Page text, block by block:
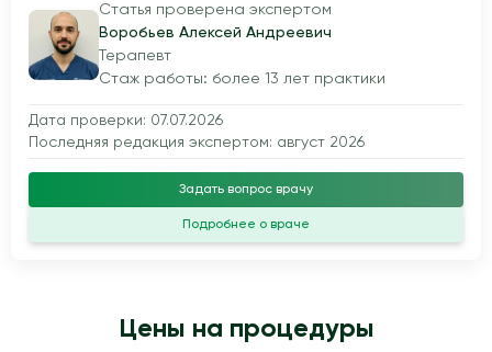
Статья проверена экспертом
Воробьев Алексей Андреевич
Терапевт
Стаж работы: более 13 лет практики
Дата проверки: 07.07.2026
Последняя редакция экспертом: август 2026
Задать вопрос врачу
Подробнее о враче
Цены на процедуры